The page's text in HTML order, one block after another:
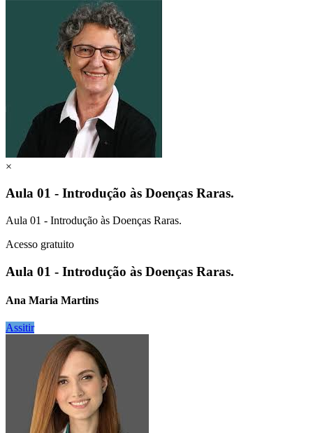
×
Aula 01 - Introdução às Doenças Raras.
Aula 01 - Introdução às Doenças Raras.
Acesso gratuito
Aula 01 - Introdução às Doenças Raras.
Ana Maria Martins
Assitir